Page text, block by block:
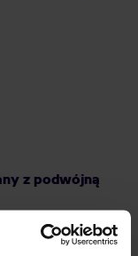
z podwójną